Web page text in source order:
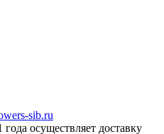
sib.ru
осуществляет доставку